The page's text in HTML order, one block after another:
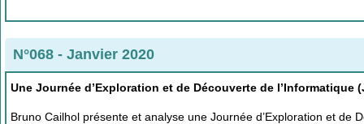
N°068 - Janvier 2020
Une Journée d’Exploration et de Découverte de l’Informatique
Bruno Cailhol présente et analyse une Journée d’Exploration et de